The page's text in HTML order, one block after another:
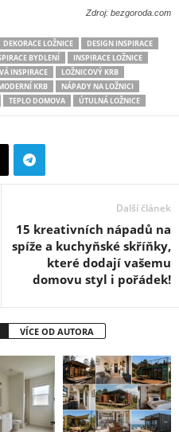
Zdroj: bezgoroda.com
DEKORACE LOŽNICE
DESIGN INSPIRACE
BYDLENÍ
INSPIRACE LOŽNICE
INSPIRACE
LOŽNICOVÝ KRB
KRB
NÁPADY NA LOŽNICI
TEPLO DOMOVA ÚTULNÁ LOŽNICE
Další článek
15 kreativních nápadů na
spíže a kuchyňské skříňky,
které dodají vašemu
domovu styl i pořádek!
VÍCE OD AUTORA